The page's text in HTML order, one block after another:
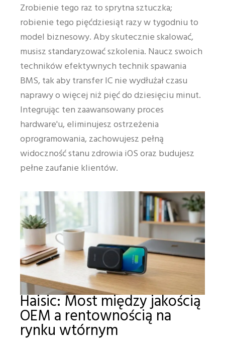
Zrobienie tego raz to sprytna sztuczka;
robienie tego pięćdziesiąt razy w tygodniu to
model biznesowy. Aby skutecznie skalować,
musisz standaryzować szkolenia. Naucz swoich
techników efektywnych technik spawania
BMS, tak aby transfer IC nie wydłużał czasu
naprawy o więcej niż pięć do dziesięciu minut.
Integrując ten zaawansowany proces
hardware'u, eliminujesz ostrzeżenia
oprogramowania, zachowujesz pełną
widoczność stanu zdrowia iOS oraz budujesz
pełne zaufanie klientów.
Haisic: Most między jakością
OEM a rentownością na
rynku wtórnym